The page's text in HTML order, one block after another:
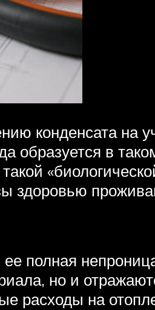
конденсата на
образуется в
здоровью
полная
но и
расходы на